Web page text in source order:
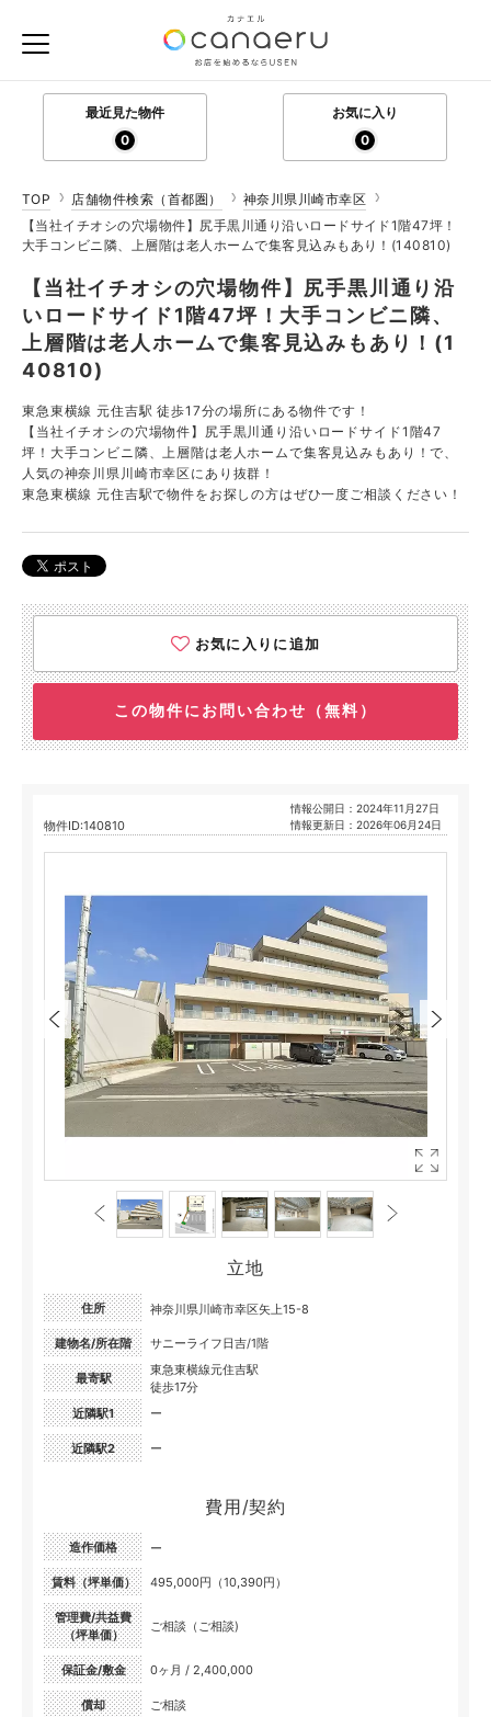
最近見た物件
0
お気に入り
0
TOP 店舗物件検索（首都圏）
神奈川県川崎市幸区
【当社イチオシの穴場物件】尻手黒川通り沿いロードサイド1階47坪！
大手コンビニ隣、上層階は老人ホームで集客見込みもあり！(140810)
【当社イチオシの穴場物件】尻手黒川通り沿
いロードサイド1階47坪！大手コンビニ隣、
上層階は老人ホームで集客見込みもあり！(1
40810)
東急東横線 元住吉駅 徒歩17分の場所にある物件です！
【当社イチオシの穴場物件】尻手黒川通り沿いロードサイド1階47
坪！大手コンビニ隣、上層階は老人ホームで集客見込みもあり！で、
人気の神奈川県川崎市幸区にあり抜群！
東急東横線 元住吉駅で物件をお探しの方はぜひ一度ご相談ください！
お気に入りに追加
この物件にお問い合わせ（無料）
物件ID:140810
情報公開日：2024年11月27日
情報更新日：2026年06月24日
立地
住所 神奈川県川崎市幸区矢上15-8
建物名/所在階 サニーライフ日吉/1階
最寄駅
東急東横線元住吉駅
徒歩17分
近隣駅1
ー
近隣駅2 ー
費用/契約
造作価格 ー
賃料（坪単価） 495,000円（10,390円）
管理費/共益費
（坪単価）
ご相談（ご相談)
保証金/敷金 0ヶ月 / 2,400,000
償却 ご相談